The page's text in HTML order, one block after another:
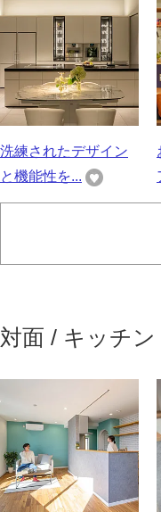
洗練されたデザイン
と機能性を...
対面 / キッチ